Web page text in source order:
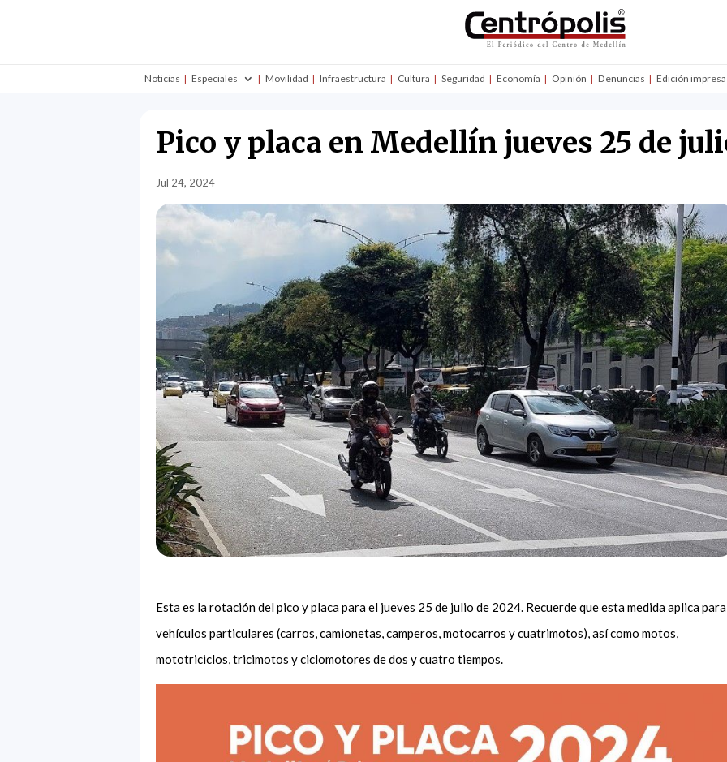
Noticias Especiales Movilidad Infraestructura Cultura Seguridad Economía Opinión Denuncias Edición impresa
Pico y placa en Medellín jueves 25 de
Jul 24, 2024
Esta es la rotación del pico y placa para el jueves 25 de julio de 2024. Recuerde que esta medida aplica para
vehículos particulares (carros, camionetas, camperos, motocarros y cuatrimotos), así como motos,
mototriciclos, tricimotos y ciclomotores de dos y cuatro tiempos.